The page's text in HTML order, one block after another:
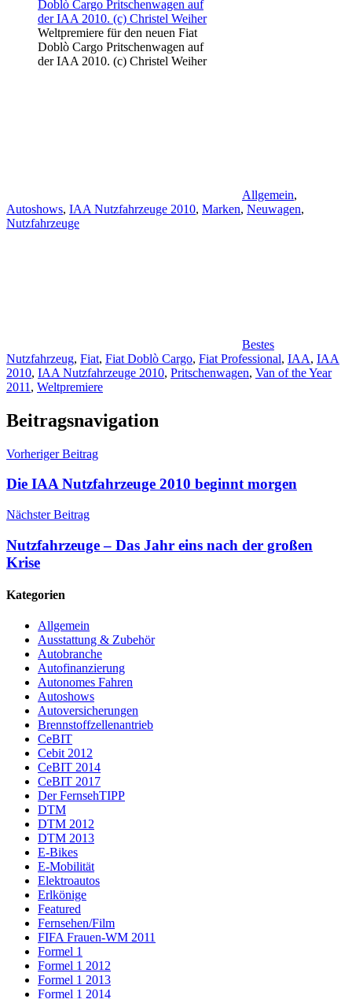
Weltpremiere für den neuen Fiat
Doblò Cargo Pritschenwagen auf
der IAA 2010. (c) Christel Weiher
Allgemein,
Autoshows, IAA Nutzfahrzeuge 2010, Marken, Neuwagen,
Nutzfahrzeuge
Bestes
Nutzfahrzeug, Fiat, Fiat Doblò Cargo, Fiat Professional, IAA, IAA
2010, IAA Nutzfahrzeuge 2010, Pritschenwagen, Van of the Year
2011 , Weltpremiere
Beitragsnavigation
Vorheriger Beitrag
Die IAA Nutzfahrzeuge 2010 beginnt morgen
Nächster Beitrag
Nutzfahrzeuge – Das Jahr eins nach der großen
Krise
Kategorien
Allgemein
Ausstattung & Zubehör
Autobranche
Autofinanzierung
Autonomes Fahren
Autoshows
Autoversicherungen
Brennstoffzellenantrieb
CeBIT
Cebit 2012
CeBIT 2014
CeBIT 2017
Der FernsehTIPP
DTM
DTM 2012
DTM 2013
E-Bikes
E-Mobilität
Elektroautos
Erlkönige
Featured
Fernsehen/Film
FIFA Frauen-WM 2011
Formel 1
Formel 1 2012
Formel 1 2013
Formel 1 2014